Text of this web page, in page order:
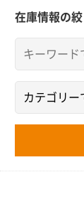
在庫情報の